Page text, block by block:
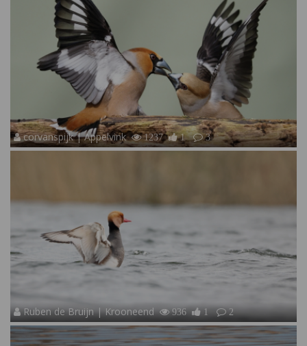
corvanspijk | Appelvink 1237 1 3
Ruben de Bruijn | Krooneend 936 1 2